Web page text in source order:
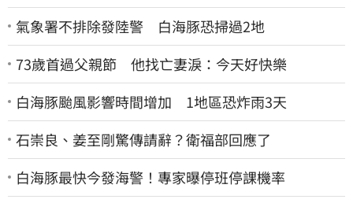
氣象署不排除發陸警 白海豚恐掃過2地
73歲首過父親節 他找亡妻淚：今天好快樂
白海豚颱風影響時間增加 1地區恐炸雨3天
石崇良、姜至剛驚傳請辭？衛福部回應了
白海豚最快今發海警！專家曝停班停課機率